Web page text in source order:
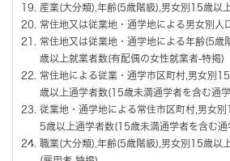
産業(大分類),年齢(5歳階級),男女別15歳以
常住地又は従業地・通学地による男女別人
常住地又は従業地・通学地による年齢(5歳
歳以上就業者数(有配偶の女性就業者-特掲)
常住地による従業・通学市区町村,男女別
歳以上通学者数(15歳未満通学者を含む通
従業地・通学地による常住市区町村,男女
5歳以上通学者数(15歳未満通学者を含む通
職業(大分類),年齢(5歳階級),男女別15歳以